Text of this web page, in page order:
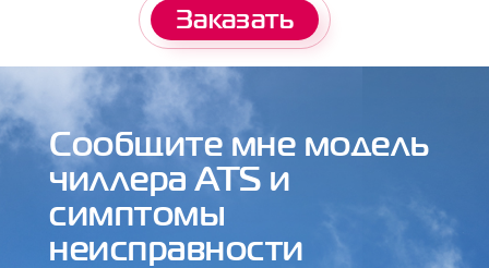
Заказать
Сообщите мне модель
чиллера ATS и
симптомы
неисправности